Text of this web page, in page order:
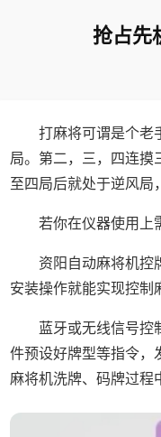
抢占先
打麻将可谓是个老
局。第二，三，四连摸
至四局后就处于逆风局
若你在仪器使用上
资阳自动麻将机控
安装操作就能实现控制
蓝牙或无线信号控
件预设好牌型等指令，
麻将机洗牌、码牌过程